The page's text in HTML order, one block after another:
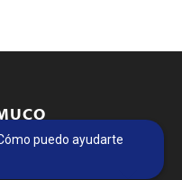
puedo ayudarte